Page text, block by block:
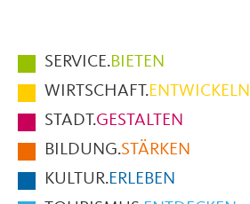
Hauptmenüpunkte
im
Fußbereich
der
Seite
SERVICE.BIETEN
WIRTSCHAFT.ENTWICKELN
STADT.GESTALTEN
BILDUNG.STÄRKEN
KULTUR.ERLEBEN